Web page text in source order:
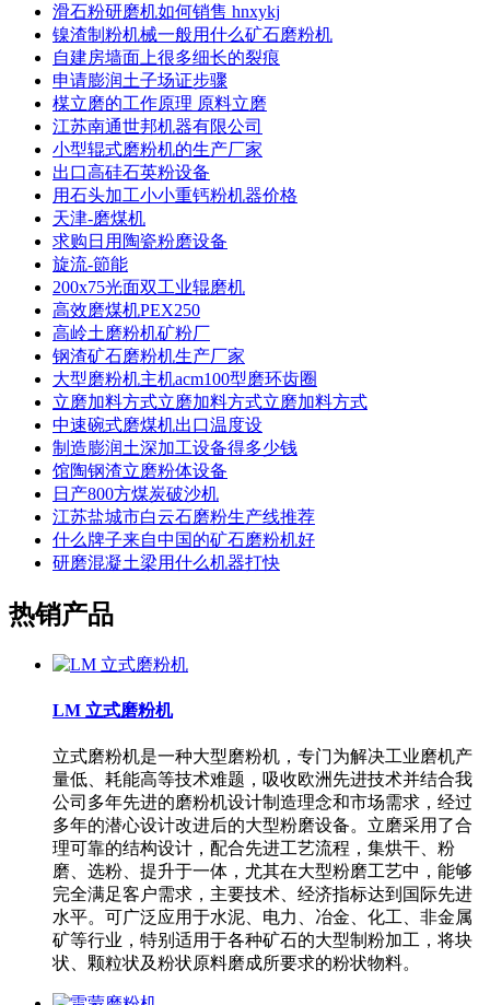
滑石粉研磨机如何销售 hnxykj
镍渣制粉机械一般用什么矿石磨粉机
自建房墙面上很多细长的裂痕
申请膨润土子场证步骤
楳立磨的工作原理 原料立磨
江苏南通世邦机器有限公司
小型辊式磨粉机的生产厂家
出口高硅石英粉设备
用石头加工小小重钙粉机器价格
天津-磨煤机
求购日用陶瓷粉磨设备
旋流-節能
200x75光面双工业辊磨机
高效磨煤机PEX250
高岭土磨粉机矿粉厂
钢渣矿石磨粉机生产厂家
大型磨粉机主机acm100型磨环齿圈
立磨加料方式立磨加料方式立磨加料方式
中速碗式磨煤机出口温度设
制造膨润土深加工设备得多少钱
馆陶钢渣立磨粉体设备
日产800方煤炭破沙机
江苏盐城市白云石磨粉生产线推荐
什么牌子来自中国的矿石磨粉机好
研磨混凝土梁用什么机器打快
热销产品
LM 立式磨粉机
立式磨粉机是一种大型磨粉机，专门为解决工业磨机产
量低、耗能高等技术难题，吸收欧洲先进技术并结合我
公司多年先进的磨粉机设计制造理念和市场需求，经过
多年的潜心设计改进后的大型粉磨设备。立磨采用了合
理可靠的结构设计，配合先进工艺流程，集烘干、粉
磨、选粉、提升于一体，尤其在大型粉磨工艺中，能够
完全满足客户需求，主要技术、经济指标达到国际先进
水平。可广泛应用于水泥、电力、冶金、化工、非金属
矿等行业，特别适用于各种矿石的大型制粉加工，将块
状、颗粒状及粉状原料磨成所要求的粉状物料。